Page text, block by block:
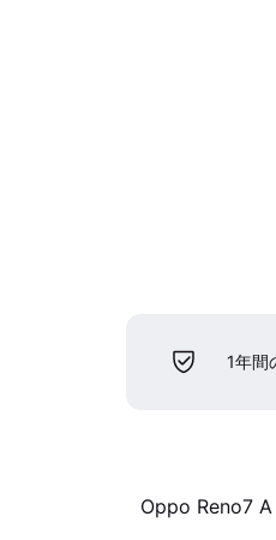
1年間
Oppo Reno7 A